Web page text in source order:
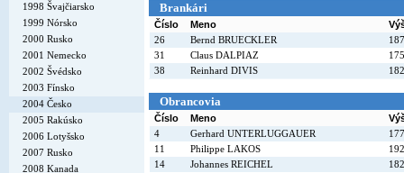
1998 Švajčiarsko
1999 Nórsko
2000 Rusko
2001 Nemecko
2002 Švédsko
2003 Fínsko
2004 Česko
2005 Rakúsko
2006 Lotyšsko
2007 Rusko
2008 Kanada
Brankári
Číslo Meno
26
Bernd BRUECKLER
187
31
Claus DALPIAZ
175
38
Reinhard DIVIS 182
Obrancovia
Číslo Meno
4
Gerhard UNTERLUGGAUER
177
11
Philippe LAKOS
192
14
Johannes REICHEL
182